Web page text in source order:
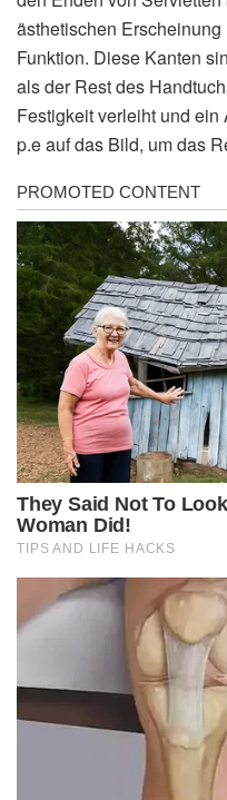
ästhetischen
Funktion. Diese Kanten
als der Rest des
Festigkeit verleiht und
p.e auf das Bild, um das